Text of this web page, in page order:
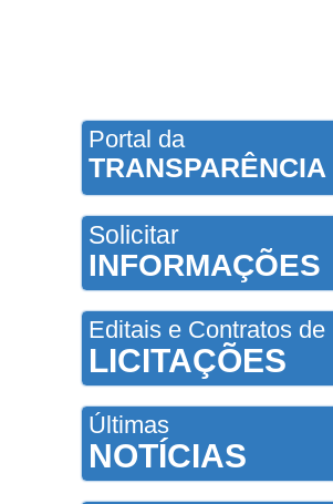
Portal da
TRANSPARÊNCIA
Solicitar
INFORMAÇÕES
Editais e Contratos de
LICITAÇÕES
Últimas
NOTÍCIAS